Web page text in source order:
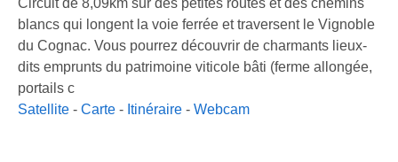
blancs qui longent la voie ferrée et traversent le Vignoble
du Cognac. Vous pourrez découvrir de charmants lieux-
dits emprunts du patrimoine viticole bâti (ferme allongée,
portails c
Satellite - Carte - Itinéraire - Webcam